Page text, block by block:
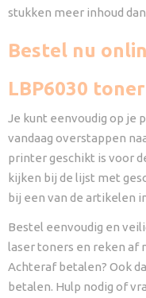
stukken meer inhoud
Bestel nu
LBP6030
Je kunt eenvoudig op je
vandaag overstappen
printer geschikt is voor
kijken bij de lijst met
bij een van de artikelen
Bestel eenvoudig en
laser toners en reken af
Achteraf betalen? Ook
betalen. Hulp nodig of